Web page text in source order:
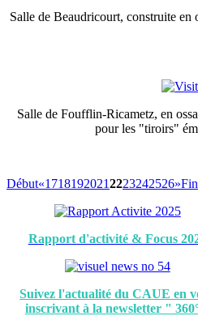
Salle de Beaudricourt, construite en
Salle de Foufflin-Ricametz, en
pour les "tiroirs"
Début«17181920212223242526»Fin
Rapport d'activité & Focus
Suivez l'actualité du CAUE en
inscrivant à la newsletter "